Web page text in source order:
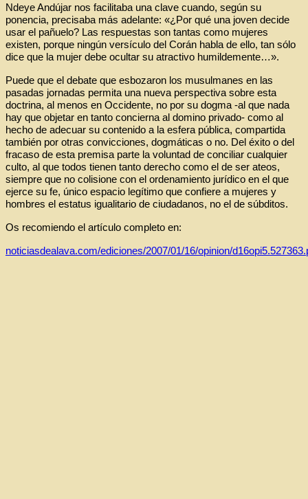
Ndeye Andújar nos facilitaba una clave cuando, según su
ponencia, precisaba más adelante: «¿Por qué una joven decide
usar el pañuelo? Las respuestas son tantas como mujeres
existen, porque ningún versículo del Corán habla de ello, tan sólo
dice que la mujer debe ocultar su atractivo humildemente…».
Puede que el debate que esbozaron los musulmanes en las
pasadas jornadas permita una nueva perspectiva sobre esta
doctrina, al menos en Occidente, no por su dogma -al que nada
hay que objetar en tanto concierna al domino privado- como al
hecho de adecuar su contenido a la esfera pública, compartida
también por otras convicciones, dogmáticas o no. Del éxito o del
fracaso de esta premisa parte la voluntad de conciliar cualquier
culto, al que todos tienen tanto derecho como el de ser ateos,
siempre que no colisione con el ordenamiento jurídico en el que
ejerce su fe, único espacio legítimo que confiere a mujeres y
hombres el estatus igualitario de ciudadanos, no el de súbditos.
Os recomiendo el artículo completo en:
noticiasdealava.com/ediciones/2007/01/16/opinion/